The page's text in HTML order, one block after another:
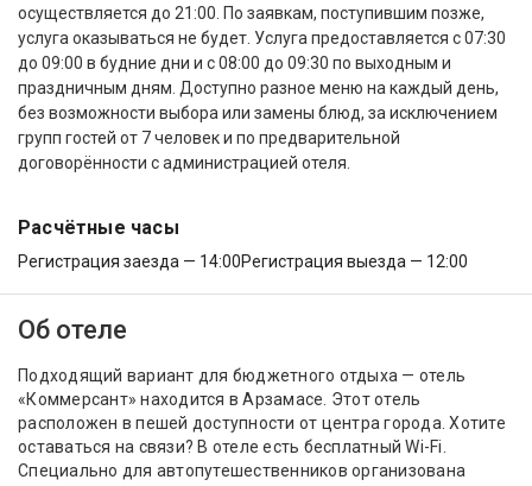
осуществляется до 21:00. По заявкам, поступившим позже,
услуга оказываться не будет. Услуга предоставляется с 07:30
до 09:00 в будние дни и с 08:00 до 09:30 по выходным и
праздничным дням. Доступно разное меню на каждый день,
без возможности выбора или замены блюд, за исключением
групп гостей от 7 человек и по предварительной
договорённости с администрацией отеля.
Расчётные часы
Регистрация заезда — 14:00Регистрация выезда — 12:00
Об отеле
Подходящий вариант для бюджетного отдыха — отель
«Коммерсант» находится в Арзамасе. Этот отель
расположен в пешей доступности от центра города. Хотите
оставаться на связи? В отеле есть бесплатный Wi-Fi.
Специально для автопутешественников организована